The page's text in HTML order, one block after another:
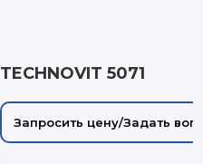
TECHNOVIT 5071
Запросить цену/Задать